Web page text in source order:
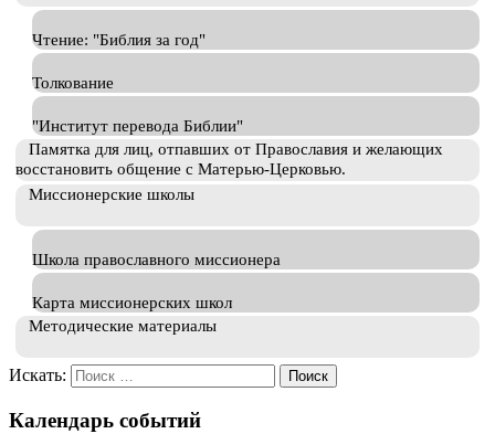
Чтение: "Библия за год"
Толкование
"Институт перевода Библии"
Памятка для лиц, отпавших от Православия и желающих
восстановить общение с Матерью-Церковью.
Миссионерские школы
Школа православного миссионера
Карта миссионерских школ
Методические материалы
Искать:
Календарь событий